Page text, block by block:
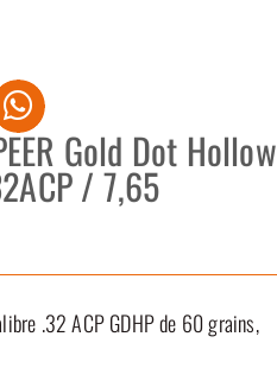
Gold Dot Hollow
/ 7,65
.32 ACP GDHP de 60 grains,